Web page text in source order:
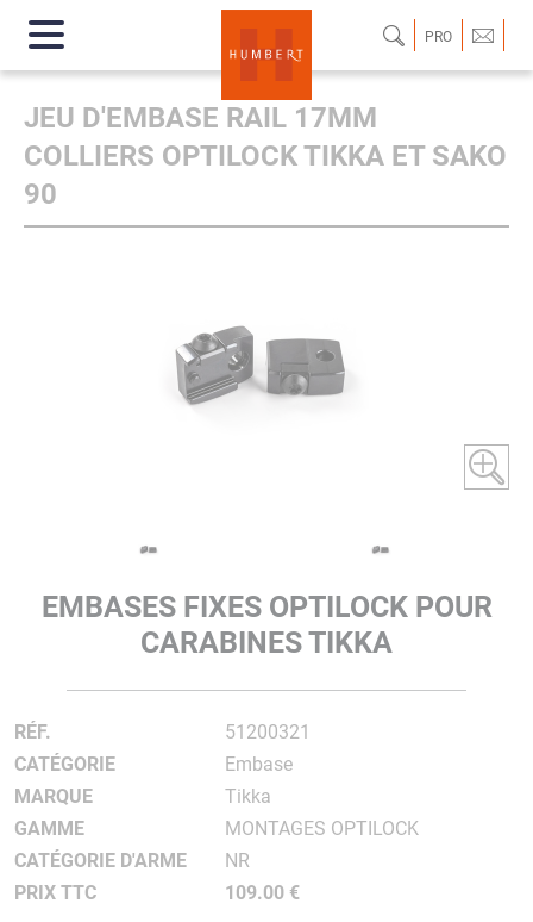
PRO
JEU D'EMBASE RAIL 17MM
COLLIERS OPTILOCK TIKKA ET SAKO
90
EMBASES FIXES OPTILOCK POUR
CARABINES TIKKA
RÉF.
51200321
CATÉGORIE
Embase
MARQUE
Tikka
GAMME
MONTAGES OPTILOCK
CATÉGORIE D'ARME
NR
PRIX TTC
109.00 €